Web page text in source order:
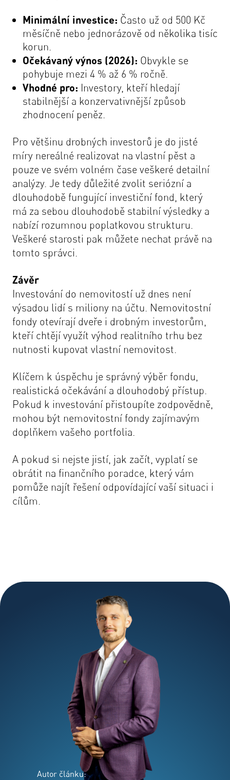
Minimální investice: Často už od 500 Kč
měsíčně nebo jednorázově od několika tisíc
korun.
Očekávaný výnos (2026): Obvykle se
pohybuje mezi 4 % až 6 % ročně.
Vhodné pro: Investory, kteří hledají
stabilnější a konzervativnější způsob
zhodnocení peněz.
Pro většinu drobných investorů je do jisté
míry nereálné realizovat na vlastní pěst a
pouze ve svém volném čase veškeré detailní
analýzy. Je tedy důležité zvolit seriózní a
dlouhodobě fungující investiční fond, který
má za sebou dlouhodobě stabilní výsledky a
nabízí rozumnou poplatkovou strukturu.
Veškeré starosti pak můžete nechat právě na
tomto správci.
Závěr
Investování do nemovitostí už dnes není
výsadou lidí s miliony na účtu. Nemovitostní
fondy otevírají dveře i drobným investorům,
kteří chtějí využít výhod realitního trhu bez
nutnosti kupovat vlastní nemovitost.
Klíčem k úspěchu je správný výběr fondu,
realistická očekávání a dlouhodobý přístup.
Pokud k investování přistoupíte zodpovědně,
mohou být nemovitostní fondy zajímavým
doplňkem vašeho portfolia.
A pokud si nejste jistí, jak začít, vyplatí se
obrátit na finančního poradce, který vám
pomůže najít řešení odpovídající vaší situaci i
cílům.
Autor článku: